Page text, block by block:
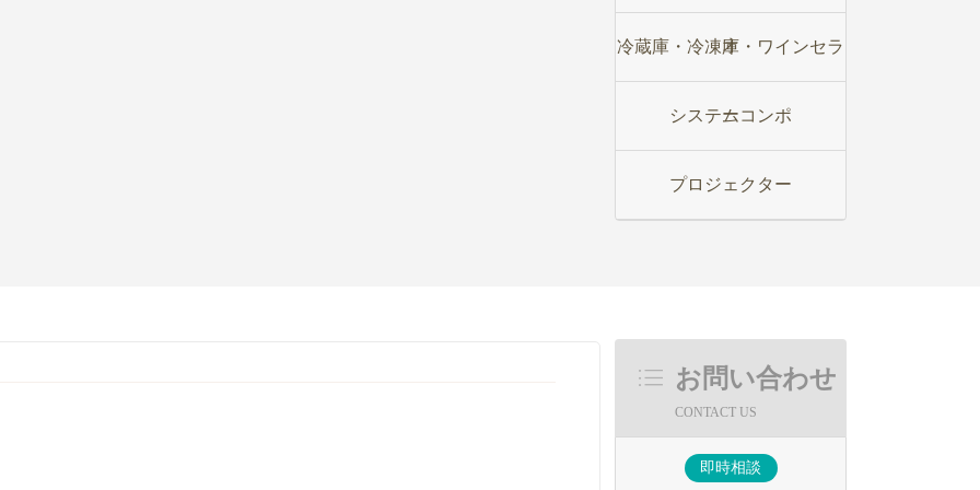
オ
冷蔵庫・冷凍庫・ワインセラ
ー
システムコンポ
プロジェクター
お問い合わせ
CONTACT US
即時相談